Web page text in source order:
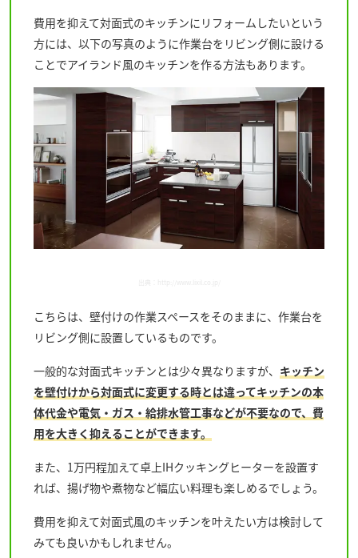
費用を抑えて対面式のキッチンにリフォームしたいという
方には、以下の写真のように作業台をリビング側に設ける
ことでアイランド風のキッチンを作る方法もあります。
こちらは、壁付けの作業スペースをそのままに、作業台を
リビング側に設置しているものです。
一般的な対面式キッチンとは少々異なりますが、 キッチン
を壁付けから対面式に変更する時とは違ってキッチンの本
体代金や電気・ガス・給排水管工事などが不要なので、費
用を大きく抑えることができます。
また、1万円程加えて卓上IHクッキングヒーターを設置す
れば、揚げ物や煮物など幅広い料理も楽しめるでしょう。
費用を抑えて対面式風のキッチンを叶えたい方は検討して
みても良いかもしれません。